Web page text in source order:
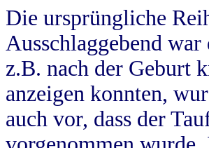
Die ursprüngliche
Ausschlaggebend
z.B. nach der Geburt
anzeigen konnten,
auch vor, dass der